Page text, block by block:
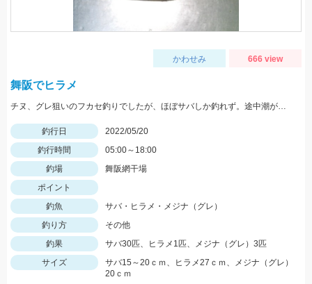
かわせみ 666 view
舞阪でヒラメ
チヌ、グレ狙いのフカセ釣りでしたが、ほぼサバしか釣れず。途中潮が緩むまでルアーに変更したらヒラメ（ソゲ）HIT。
釣行日
2022/05/20
釣行時間
05:00～18:00
釣場
舞阪網干場
ポイント
釣魚
サバ・ヒラメ・メジナ（グレ）
釣り方
その他
釣果
サバ30匹、ヒラメ1匹、メジナ（グレ）3匹
サイズ
サバ15～20ｃｍ、ヒラメ27ｃｍ、メジナ（グレ）
20ｃｍ